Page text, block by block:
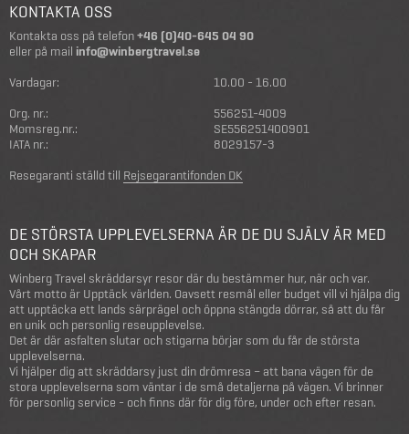
KONTAKTA OSS
Kontakta oss på telefon+46 (0)40-645 04 90
eller på mail info@winbergtravel.se
Vardagar:
10.00 - 16.00
Org. nr.:
556251-4009
Momsreg.nr.:
SE556251400901
IATA nr.:
8029157-3
Resegaranti ställd till Rejsegarantifonden DK
DE STÖRSTA UPPLEVELSERNA ÄR DE DU SJÄLV ÄR MED
OCH SKAPAR
Winberg Travel skräddarsyr resor där du bestämmer hur, när och var.
Vårt motto är Upptäck världen. Oavsett resmål eller budget vill vi hjälpa dig
att upptäcka ett lands särprägel och öppna stängda dörrar, så att du får
en unik och personlig reseupplevelse.
Det är där asfalten slutar och stigarna börjar som du får de största
upplevelserna.
Vi hjälper dig att skräddarsy just din drömresa – att bana vägen för de
stora upplevelserna som väntar i de små detaljerna på vägen. Vi brinner
för personlig service - och finns där för dig före, under och efter resan.